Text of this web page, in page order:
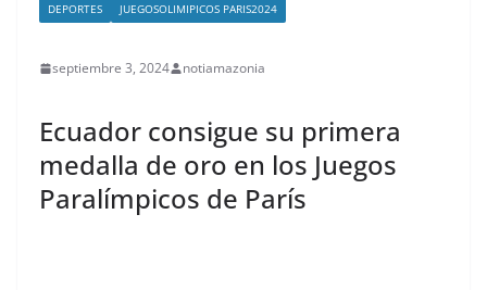
DEPORTES JUEGOSOLIMIPICOS PARIS2024
septiembre 3, 2024 notiamazonia
Ecuador consigue su primera
medalla de oro en los Juegos
Paralímpicos de París